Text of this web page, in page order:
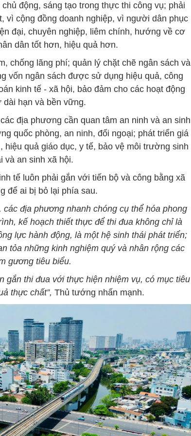
động, sáng tạo trong thực thi công vụ; phải
vì cộng đồng doanh nghiệp, vì người dân phục
đại, chuyên nghiệp, liêm chính, hướng về cơ
dân tốt hơn, hiệu quả hơn.
chống lãng phí; quản lý chặt chẽ ngân sách và
vốn ngân sách được sử dụng hiệu quả, công
kinh tế - xã hội, bảo đảm cho các hoạt động
dài hạn và bền vững.
địa phương cần quan tâm an ninh và an sinh
quốc phòng, an ninh, đối ngoại; phát triển giá
quả giáo dục, y tế, bảo vệ môi trường sinh
và an sinh xã hội.
tế luôn phải gắn với tiến bộ và công bằng xã
để ai bị bỏ lại phía sau.
các địa phương nhanh chóng cụ thể hóa phong
kế hoạch thiết thực để thi đua không chỉ là
lực hành động, là một hệ sinh thái phát triển;
tỏa những kinh nghiệm quý và nhân rộng các
gương tiêu biểu.
gắn thi đua với thực hiện nhiệm vụ, có mục tiêu
thực chất”, Thủ tướng nhấn mạnh.